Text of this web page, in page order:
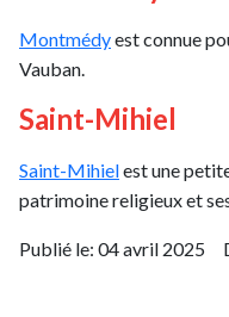
Montmédyest connue
Vauban.
Saint-Mihiel
Saint-Mihielest une
patrimoine religieux et
Publié le: 04 avril 2025